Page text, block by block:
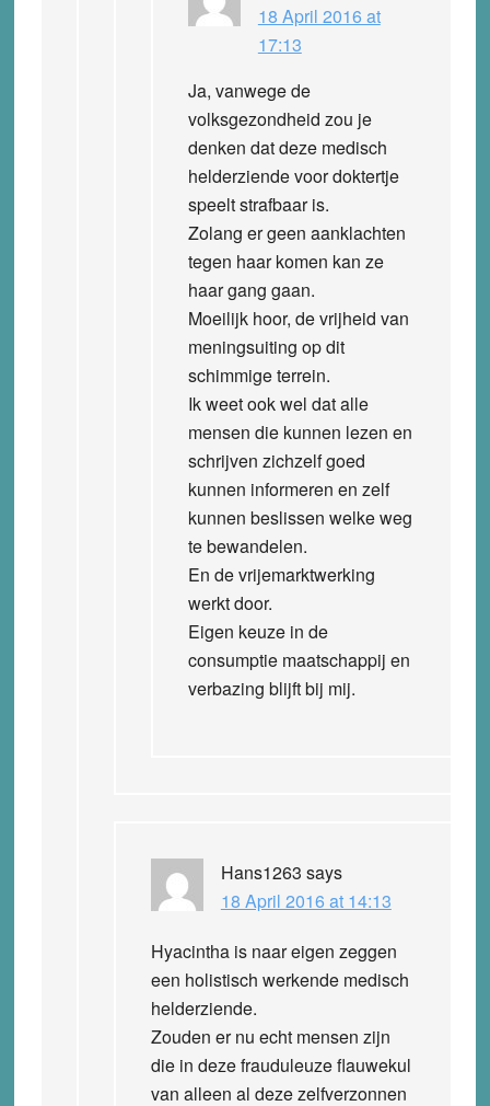
18 April 2016 at
17:13
Ja, vanwege de
volksgezondheid zou je
denken dat deze medisch
helderziende voor doktertje
speelt strafbaar is.
Zolang er geen aanklachten
tegen haar komen kan ze
haar gang gaan.
Moeilijk hoor, de vrijheid van
meningsuiting op dit
schimmige terrein.
Ik weet ook wel dat alle
mensen die kunnen lezen en
schrijven zichzelf goed
kunnen informeren en zelf
kunnen beslissen welke weg
te bewandelen.
En de vrijemarktwerking
werkt door.
Eigen keuze in de
consumptie maatschappij en
verbazing blijft bij mij.
Hans1263 says
18 April 2016 at 14:13
Hyacintha is naar eigen zeggen
een holistisch werkende medisch
helderziende.
Zouden er nu echt mensen zijn
die in deze frauduleuze flauwekul
van alleen al deze zelfverzonnen